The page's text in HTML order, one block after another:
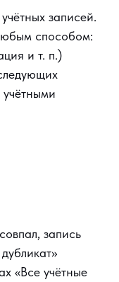
записей.
способом:
и т. п.)
запись
«Все учётные